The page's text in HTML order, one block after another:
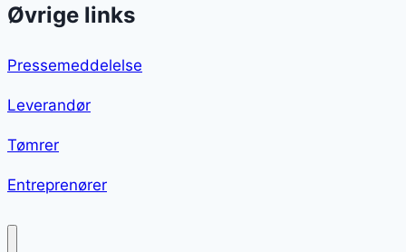
Øvrige links
Pressemeddelelse
Leverandør
Tømrer
Entreprenører